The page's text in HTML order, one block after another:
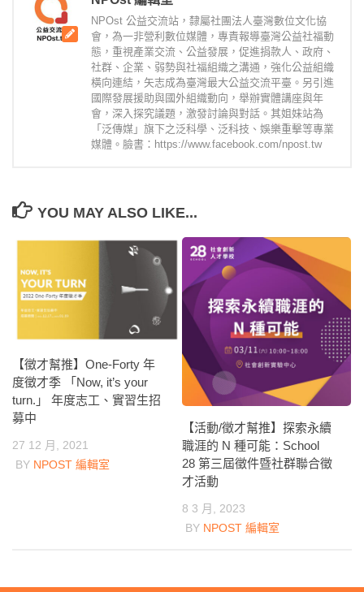
NPOst 公益交流站，隸屬社團法人臺灣數位文化協
會，為一非營利數位媒體，專責報導臺灣公益社福動
態，重視產業交流、公益發展，促進捐款人、政府、
社群、企業、弱勢與社福組織之溝通，強化公益組織
橫向連結，矢志成為臺灣最大公益交流平臺。另引進
國際發展援助與國外組織動向，舉辦實體講座與年
會，深入探究議題，激發討論與對話。其姐妹站為
「泛傳媒」旗下之泛科學、泛科技、娛樂重擊等專業
媒體。臉書：https://www.facebook.com/npost.tw
YOU MAY ALSO LIKE...
【徵才幫推】One-Forty 年
度徵才季 「Now, it’s your
turn.」 年度志工、實習生招
募中
27 12 月, 2021
BY NPOST 編輯室
【活動/徵才幫推】探索永續
職涯的 N 種可能：School
28 第三屆徵件暨社群聯合徵
才活動
8 3 月, 2023
BY NPOST 編輯室